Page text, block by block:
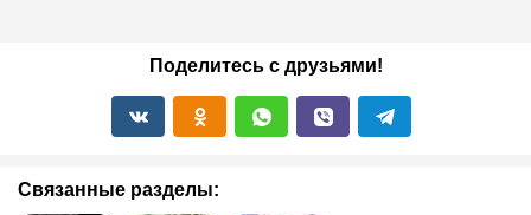
Поделитесь с друзьями!
Связанные разделы: